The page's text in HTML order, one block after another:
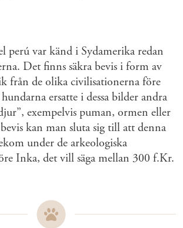
perú var känd i Sydamerika redan
Det finns säkra bevis i form av
från de olika civilisationerna före
ersatte i dessa bilder andra
exempelvis puman, ormen eller
kan man sluta sig till att denna
under de arkeologiska
Inka, det vill säga mellan 300 f.Kr.